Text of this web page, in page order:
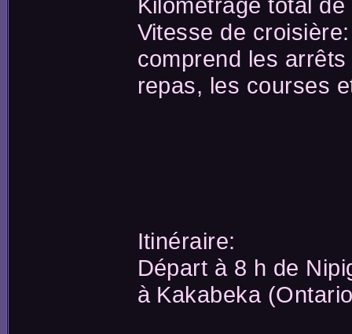
Vitesse de
comprend les
repas, les courses
Itinéraire:
Départ à 8 h de
à Kakabeka